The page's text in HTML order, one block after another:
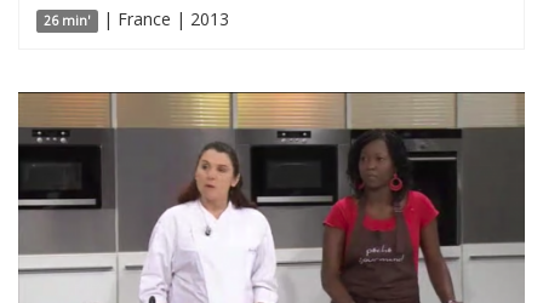
26 min' | France | 2013